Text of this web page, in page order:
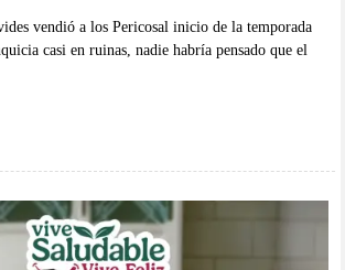
vendió a los Pericosal inicio de la temporada
casi en ruinas, nadie habría pensado que el